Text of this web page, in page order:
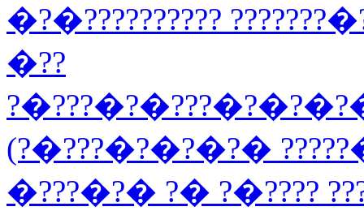
�?�??????????
�??
(?�???�?�?�?�
�???�?� ?� ?�????